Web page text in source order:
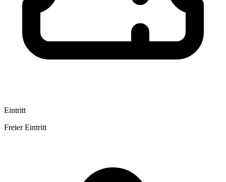
Eintritt
Freier Eintritt